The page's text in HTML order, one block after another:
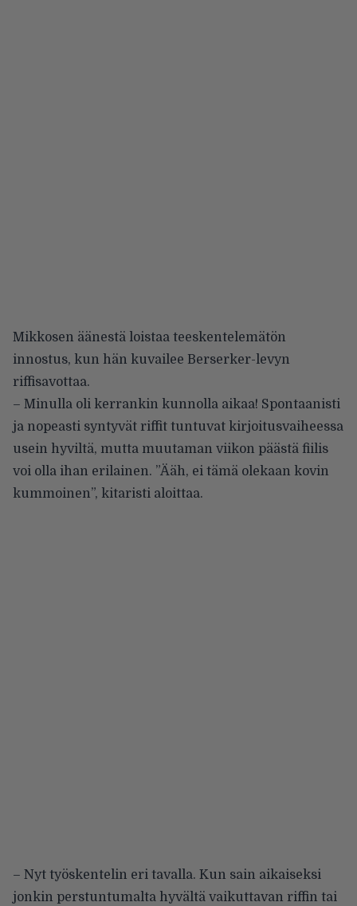
Mikkosen äänestä loistaa teeskentelemätön
innostus, kun hän kuvailee Berserker-levyn
riffisavottaa.
– Minulla oli kerrankin kunnolla aikaa! Spontaanisti
ja nopeasti syntyvät riffit tuntuvat kirjoitusvaiheessa
usein hyviltä, mutta muutaman viikon päästä fiilis
voi olla ihan erilainen. ”Ääh, ei tämä olekaan kovin
kummoinen”, kitaristi aloittaa.
– Nyt työskentelin eri tavalla. Kun sain aikaiseksi
jonkin perstuntumalta hyvältä vaikuttavan riffin tai